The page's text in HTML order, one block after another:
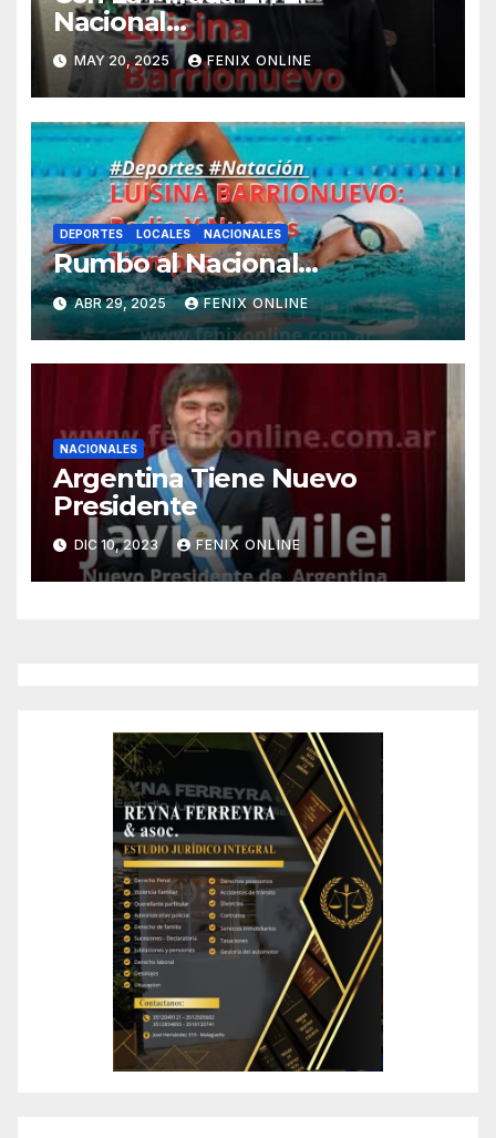
Nacional…
MAY 20, 2025 FENIX ONLINE
DEPORTES LOCALES NACIONALES
Rumbo al Nacional…
ABR 29, 2025 FENIX ONLINE
NACIONALES
Argentina Tiene Nuevo
Presidente
DIC 10, 2023 FENIX ONLINE